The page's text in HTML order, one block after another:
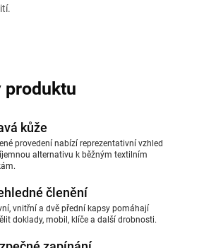
produktu
kůže
provedení nabízí reprezentativní vzhled
alternativu k běžným textilním
členění
vnitřní a dvě přední kapsy pomáhají
doklady, mobil, klíče a další drobnosti.